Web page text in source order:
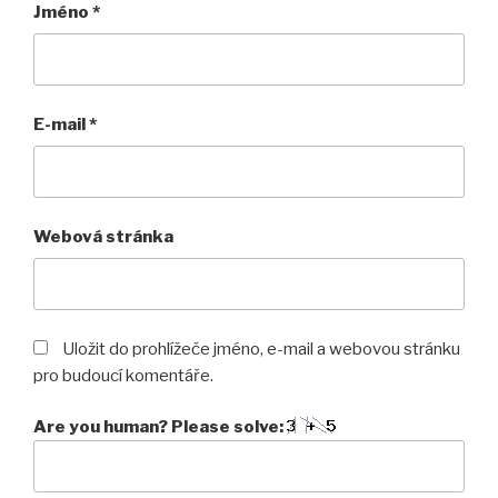
Jméno *
E-mail*
Webová stránka
Uložit do prohlížeče jméno, e-mail a webovou stránku
pro budoucí komentáře.
Are you human? Please solve: